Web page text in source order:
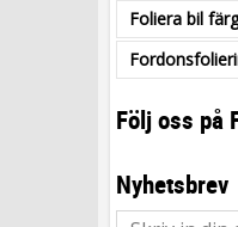
Foliera bil
Följ oss på
Nyhetsbrev